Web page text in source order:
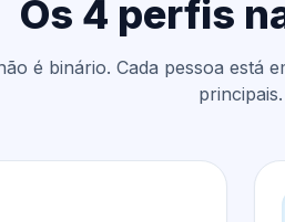
Os 4 perfis
é binário. Cada pessoa está
principais.